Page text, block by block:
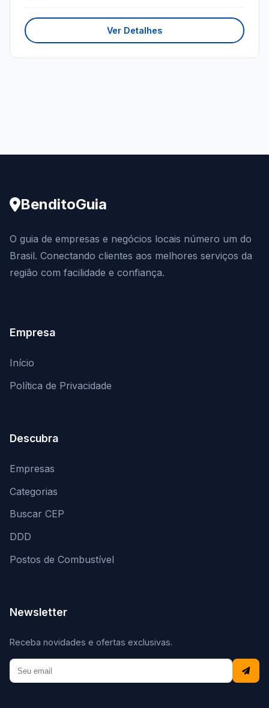
Ver Detalhes
BenditoGuia
O guia de empresas e negócios locais número um do
Brasil. Conectando clientes aos melhores serviços da
região com facilidade e confiança.
Empresa
Início
Política de Privacidade
Descubra
Empresas
Categorias
Buscar CEP
DDD
Postos de Combustível
Newsletter
Receba novidades e ofertas exclusivas.